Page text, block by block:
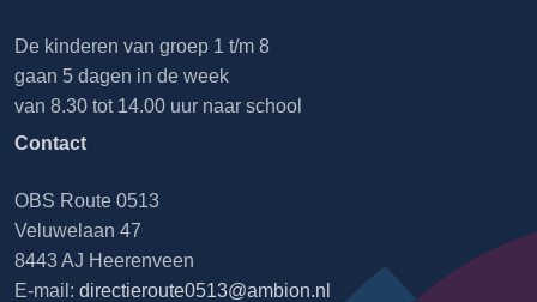
De kinderen van groep 1 t/m 8
gaan 5 dagen in de week
van 8.30 tot 14.00 uur naar school
Contact
OBS Route 0513
Veluwelaan 47
8443 AJ Heerenveen
E-mail: directieroute0513@ambion.nl